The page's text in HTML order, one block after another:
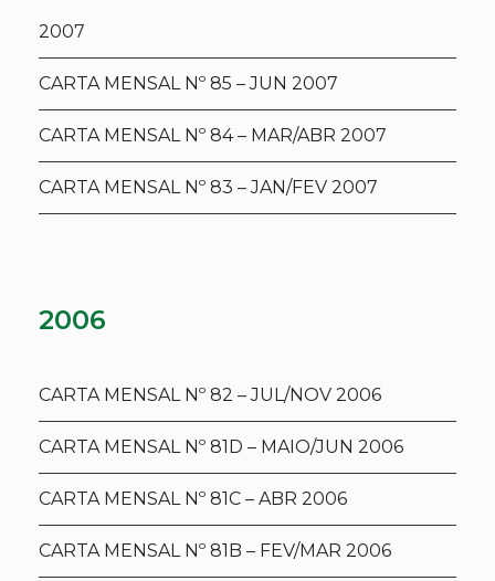
2007
CARTA MENSAL Nº 85 – JUN 2007
CARTA MENSAL Nº 84 – MAR/ABR 2007
CARTA MENSAL Nº 83 – JAN/FEV 2007
2006
CARTA MENSAL Nº 82 – JUL/NOV 2006
CARTA MENSAL Nº 81D – MAIO/JUN 2006
CARTA MENSAL Nº 81C – ABR 2006
CARTA MENSAL Nº 81B – FEV/MAR 2006